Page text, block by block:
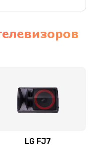
привода
индикаторов,
LG FJ7